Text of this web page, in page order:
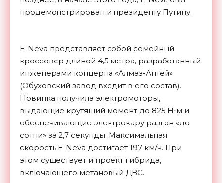
продемонстрирован и президенту Путину.
E-Neva представляет собой семейный
кроссовер длиной 4,5 метра, разработанный
инженерами концерна «Алмаз-Антей»
(Обуховский завод входит в его состав).
Новинка получила электромоторы,
выдающие крутящий момент до 825 Н⋅м и
обеспечивающие электрокару разгон «до
сотни» за 2,7 секунды. Максимальная
скорость E-Neva достигает 197 км/ч. При
этом существует и проект гибрида,
включающего метановый ДВС.